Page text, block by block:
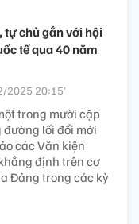
tự chủ gắn với hội
tế qua 40 năm
2025 20:15’
trong mười cặp
lối đổi mới
các Văn kiện
định trên cơ
Đảng trong các kỳ